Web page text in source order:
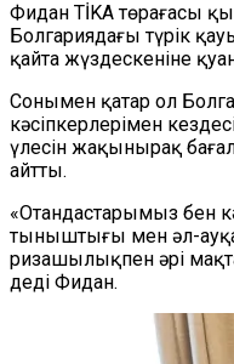
Фидан TİKA төрағасы
Болгариядағы түрік
қайта жүздескеніне
Сонымен қатар ол
кәсіпкерлерімен
үлесін жақынырақ
айтты.
«Отандастарымыз бен
тыныштығы мен әл-
ризашылықпен әрі
деді Фидан.